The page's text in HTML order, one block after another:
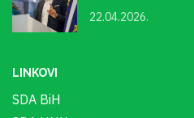
22.04.2026.
LINKOVI
SDA BiH